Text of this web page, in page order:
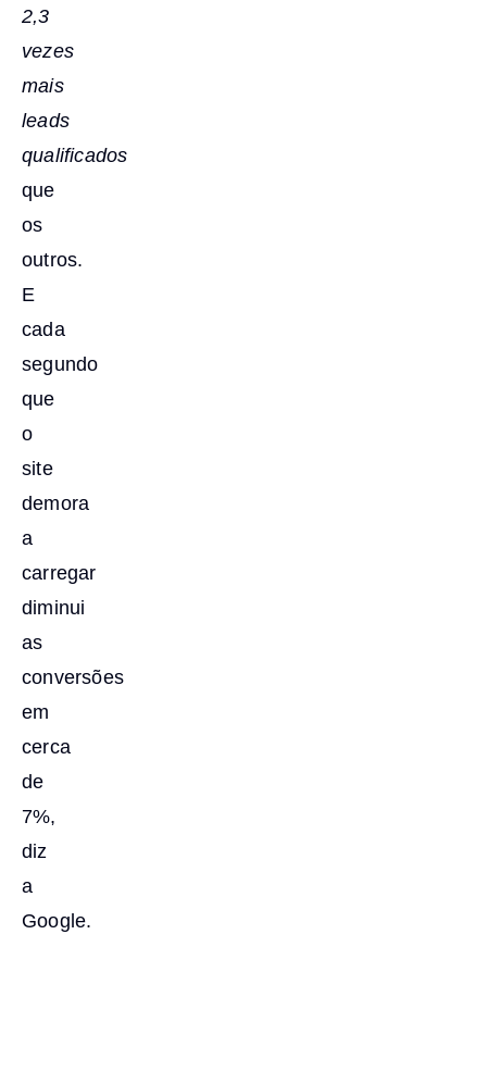
2,3
vezes
mais
leads
qualificados
que
os
outros.
E
cada
segundo
que
o
site
demora
a
carregar
diminui
as
conversões
em
cerca
de
7%,
diz
a
Google.